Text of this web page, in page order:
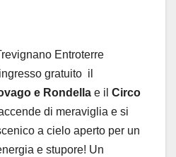
Entroterre
gratuito il
e Rondella e il Circo
di meraviglia e si
a cielo aperto per un
e stupore! Un